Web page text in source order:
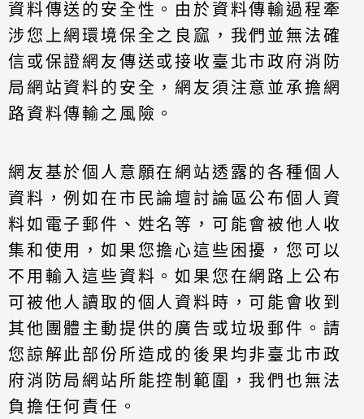
資料傳送的安全性。由於資料傳輸過程牽
涉您上網環境保全之良窳，我們並無法確
信或保證網友傳送或接收臺北市政府消防
局網站資料的安全，網友須注意並承擔網
路資料傳輸之風險。
網友基於個人意願在網站透露的各種個人
資料，例如在市民論壇討論區公布個人資
料如電子郵件、姓名等，可能會被他人收
集和使用，如果您擔心這些困擾，您可以
不用輸入這些資料。如果您在網路上公布
可被他人讀取的個人資料時，可能會收到
其他團體主動提供的廣告或垃圾郵件。請
您諒解此部份所造成的後果均非臺北市政
府消防局網站所能控制範圍，我們也無法
負擔任何責任。